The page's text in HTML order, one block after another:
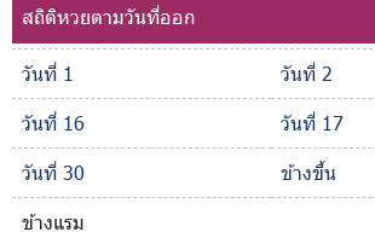
สถิติหวยตามวันที่ออก
วันที่ 1
วันที่ 2
วันที่ 16
วันที่ 17
วันที่ 30
ข้างขึ้น
ข้างแรม